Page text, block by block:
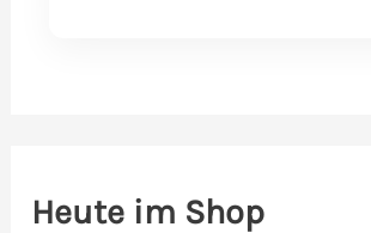
Heute im Shop